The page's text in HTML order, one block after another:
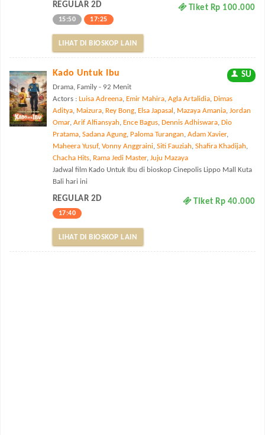
REGULAR 2D Tiket Rp 100.000
15:50 17:25
LIHAT DI BIOSKOP LAIN
Kado Untuk Ibu SU
Drama, Family - 92 Menit
Actors : Luisa Adreena, Emir Mahira, Agla Artalidia, Dimas
Aditya, Maizura, Rey Bong, Elsa Japasal , Mazaya Amania, Jordan
Omar, Arif Alfiansyah, Ence Bagus, Dennis Adhiswara, Dio
Pratama, Sadana Agung, Paloma Turangan, Adam Xavier,
Maheera Yusuf, Vonny Anggraini, Siti Fauziah, Shafira Khadijah,
Chacha Hits, Rama Jedi Master, Juju Mazaya
Jadwal film Kado Untuk Ibu di bioskop Cinepolis Lippo Mall Kuta
Bali hari ini
REGULAR 2D Tiket Rp 40.000
17:40
LIHAT DI BIOSKOP LAIN